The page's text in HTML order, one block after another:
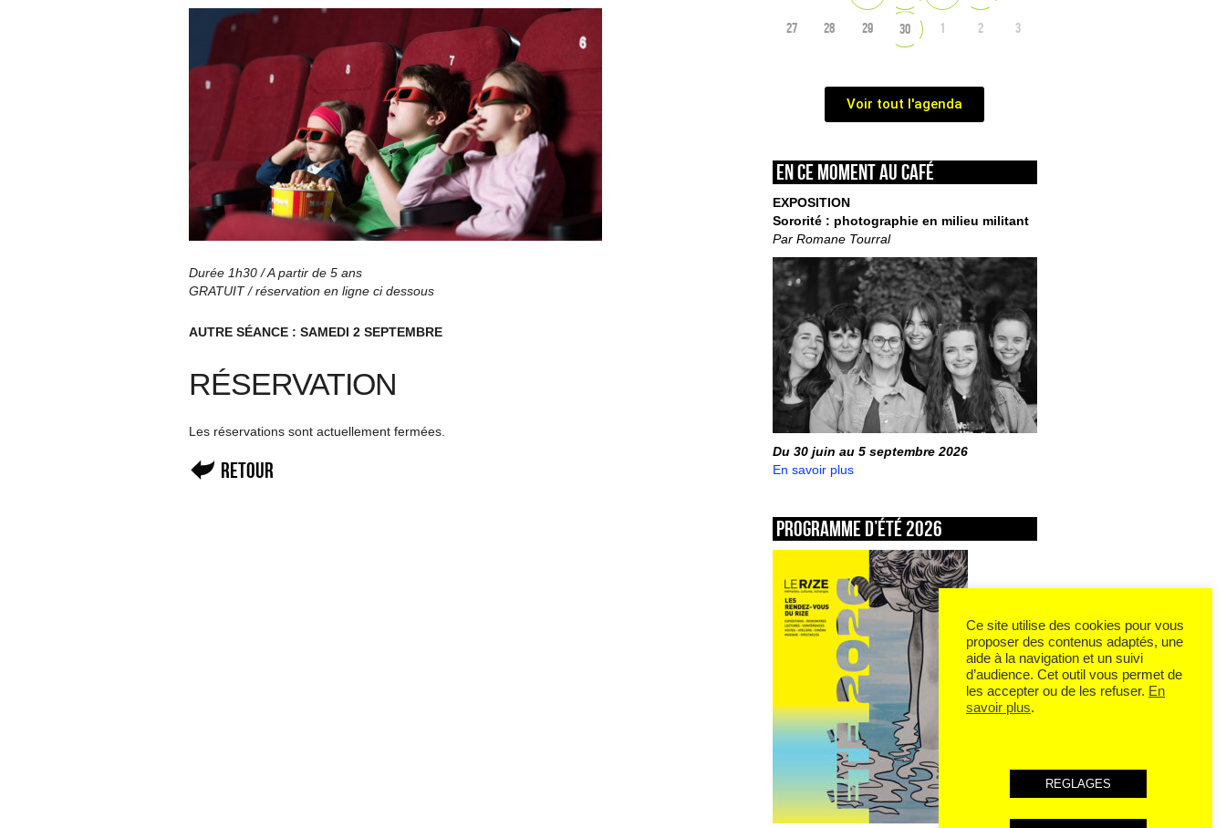
Durée 1h30 / A partir de 5 ans
GRATUIT / réservation en ligne ci dessous
AUTRE SÉANCE : SAMEDI 2 SEPTEMBRE
RÉSERVATION
Les réservations sont actuellement fermées.
Retour
27 28 29 30 1 2 3
Voir tout l'agenda
En ce moment au café
EXPOSITION
Sororité : photographie en milieu militant
Par Romane Tourral
Du 30 juin au 5 septembre 2026
En savoir plus
Programme d’été 2026
Ce site utilise des cookies pour vous
proposer des contenus adaptés, une
aide à la navigation et un suivi
d’audience. Cet outil vous permet de
les accepter ou de les refuser. En
savoir plus.
REGLAGES